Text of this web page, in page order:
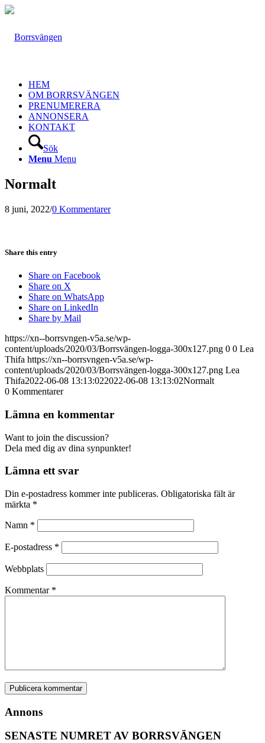
HEM
OM BORRSVÄNGEN
PRENUMERERA
ANNONSERA
KONTAKT
Sök
Menu Menu
Normalt
8 juni, 2022/0 Kommentarer
Share this entry
Share on Facebook
Share on X
Share on WhatsApp
Share on LinkedIn
Share by Mail
https://xn--borrsvngen-v5a.se/wp-
content/uploads/2020/03/Borrsvängen-logga-300x127.png 0 0 Lea
Thifa https://xn--borrsvngen-v5a.se/wp-
content/uploads/2020/03/Borrsvängen-logga-300x127.png Lea
Thifa2022-06-08 13:13:022022-06-08 13:13:02Normalt
0 Kommentarer
Lämna en kommentar
Want to join the discussion?
Dela med dig av dina synpunkter!
Lämna ett svar
Din e-postadress kommer inte publiceras. Obligatoriska fält är
märkta *
Namn *
E-postadress *
Webbplats
Kommentar *
Annons
SENASTE NUMRET AV BORRSVÄNGEN